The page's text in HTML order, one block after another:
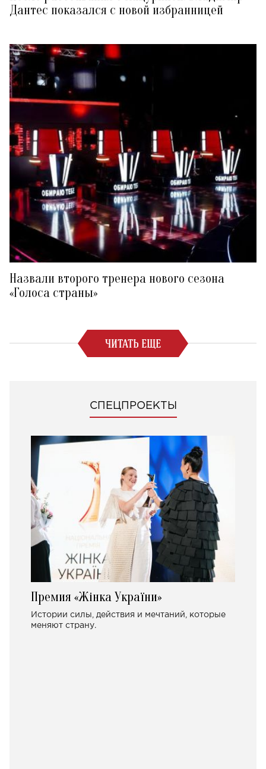
Дантес показался с новой избранницей
Назвали второго тренера нового сезона
«Голоса страны»
ЧИТАТЬ ЕЩЕ
СПЕЦПРОЕКТЫ
Премия «Жінка України»
Истории силы, действия и мечтаний, которые
меняют страну.